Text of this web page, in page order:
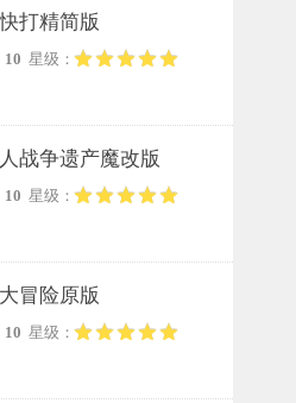
打精简版
10 星级：
战争遗产魔改版
10 星级：
冒险原版
10 星级：